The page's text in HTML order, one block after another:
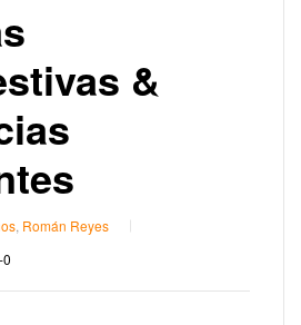
&
Román Reyes